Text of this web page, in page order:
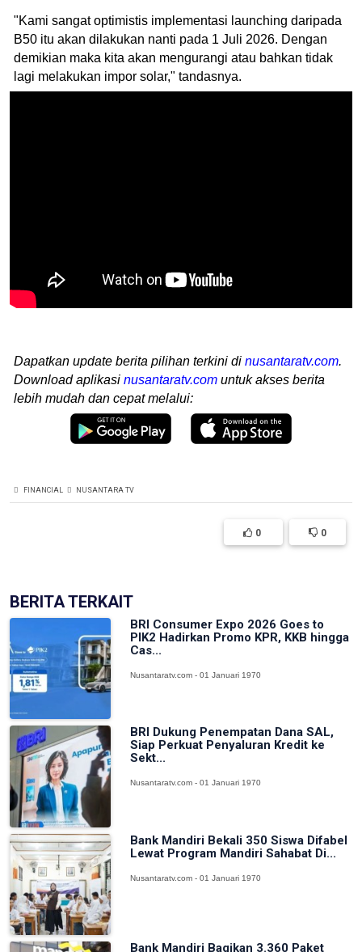
"Kami sangat optimistis implementasi launching daripada
B50 itu akan dilakukan nanti pada 1 Juli 2026. Dengan
demikian maka kita akan mengurangi atau bahkan tidak
lagi melakukan impor solar," tandasnya.
Dapatkan update berita pilihan terkini di nusantaratv.com.
Download aplikasi nusantaratv.com untuk akses berita
lebih mudah dan cepat melalui:
FINANCIAL NUSANTARA TV
0 0
BERITA TERKAIT
BRI Consumer Expo 2026 Goes to
PIK2 Hadirkan Promo KPR, KKB hingga
Cas...
Nusantaratv.com - 01 Januari 1970
BRI Dukung Penempatan Dana SAL,
Siap Perkuat Penyaluran Kredit ke
Sekt...
Nusantaratv.com - 01 Januari 1970
Bank Mandiri Bekali 350 Siswa Difabel
Lewat Program Mandiri Sahabat Di...
Nusantaratv.com - 01 Januari 1970
Bank Mandiri Bagikan 3.360 Paket